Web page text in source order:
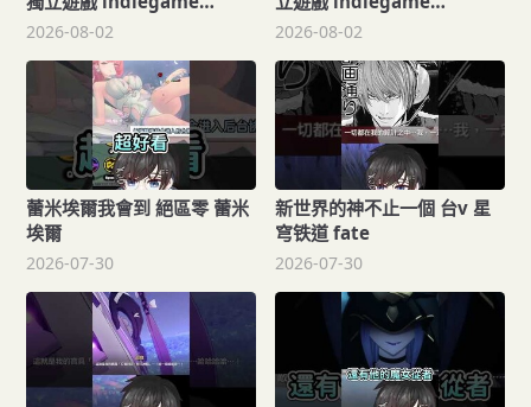
gamedev
2026-08-02
gamedev
2026-08-02
蕾米埃爾我會到 絕區零 蕾米
埃爾
2026-07-30
新世界的神不止一個 台v 星
穹铁道 fate
2026-07-30